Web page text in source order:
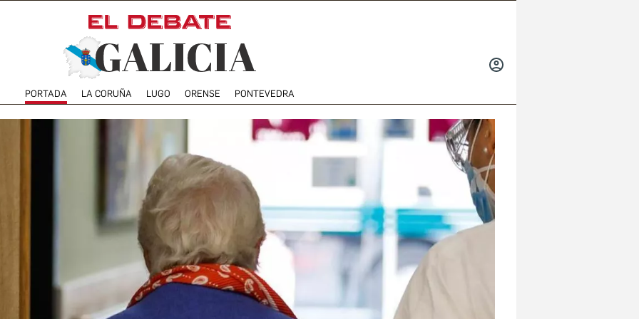
PORTADA LA CORUÑA LUGO ORENSE PONTEVEDRA